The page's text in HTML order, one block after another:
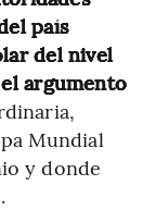
país
del nivel
argumento
Mundial
y donde